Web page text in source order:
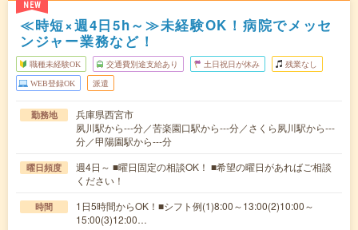
NEW
≪時短×週4日5h～≫未経験OK！病院でメッセ
ンジャー業務など！
職種未経験OK 交通費別途支給あり 土日祝日が休み 残業なし
WEB登録OK 派遣
勤務地
兵庫県西宮市
夙川駅から---分／苦楽園口駅から---分／さくら夙川駅から---
分／甲陽園駅から---分
曜日頻度
週4日～ ■曜日固定の相談OK！ ■希望の曜日があればご相談
ください！
時間
1日5時間からOK！■シフト例(1)8:00～13:00(2)10:00～
15:00(3)12:00…